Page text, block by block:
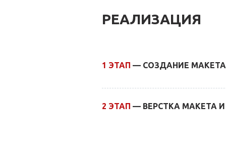
РЕАЛИЗАЦИЯ
1 ЭТАП — СОЗДАНИЕ
2 ЭТАП — ВЕРСТКА МАКЕТА